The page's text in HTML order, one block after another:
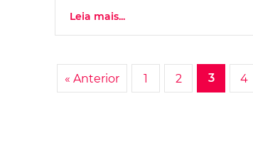
Leia mais...
« Anterior 1 2 3 4